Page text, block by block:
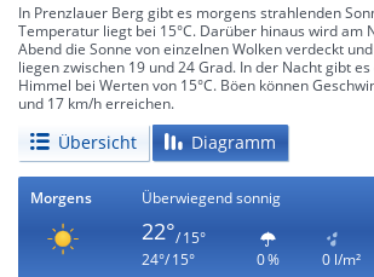
In Prenzlauer Berg gibt es morgens strahlenden
Temperatur liegt bei 15°C. Darüber hinaus wird am
Abend die Sonne von einzelnen Wolken verdeckt
liegen zwischen 19 und 24 Grad. In der Nacht gibt
Himmel bei Werten von 15°C. Böen können
und 17 km/h erreichen.
Übersicht Diagramm
Morgens Überwiegend sonnig
22°/ 15°
24°/ 15°
0 % 0 l/m²